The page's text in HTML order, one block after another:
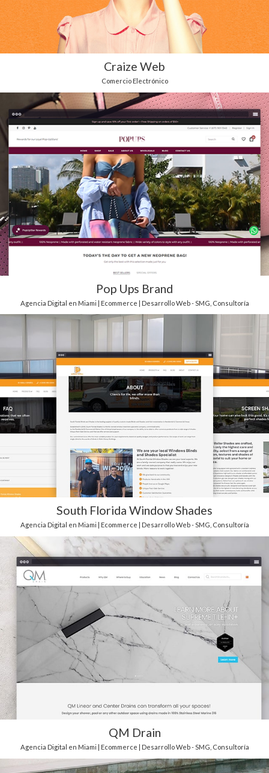
Craize Web
Comercio Electrónico
Pop Ups Brand
Agencia Digital en Miami | Ecommerce | Desarrollo Web - SMG Consultoría
South Florida Window Shades
Agencia Digital en Miami | Ecommerce | Desarrollo Web - SMG Consultoría
QM Drain
Agencia Digital en Miami | Ecommerce | Desarrollo Web - SMG Consultoría